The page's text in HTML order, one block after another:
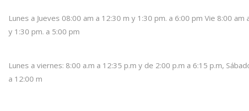
Lunes a Jueves 08:00 am a 12:30 m y 1:30 pm. a 6:00 pm Vie 8:00 am
y 1:30 pm. a 5:00 pm
Lunes a viernes: 8:00 a.m a 12:35 p.m y de 2:00 p.m a 6:15 p.m,
a 12:00 m